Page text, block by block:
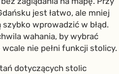
jest łatwo, ale mniej
wprowadzić w błąd.
wahania, by wybrać
nie pełni funkcji stolicy.
dotyczących stolic